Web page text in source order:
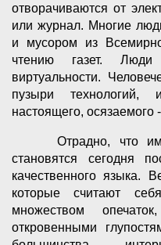
отворачиваются от
или журнал. Многие
и мусором из
чтению газет.
виртуальности.
пузыри технологий,
настоящего, осязаемого
Отрадно, что
становятся сегодня
качественного языка.
которые считают
множеством
откровенными